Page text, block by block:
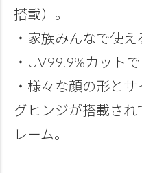
搭載）。
・家族みんなで使え
・UV99.9%カット
・様々な顔の形と
グヒンジが搭載され
レーム。